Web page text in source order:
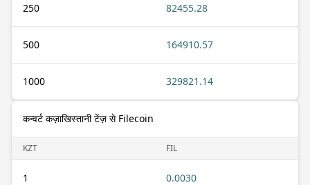
250 82455.28
500 164910.57
1000 329821.14
कन्वर्ट कज़ाखिस्तानी टेंज़ से Filecoin
KZT FIL
1 0.0030